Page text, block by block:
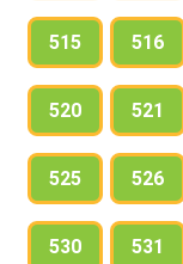
515 516
520 521
525 526
530 531